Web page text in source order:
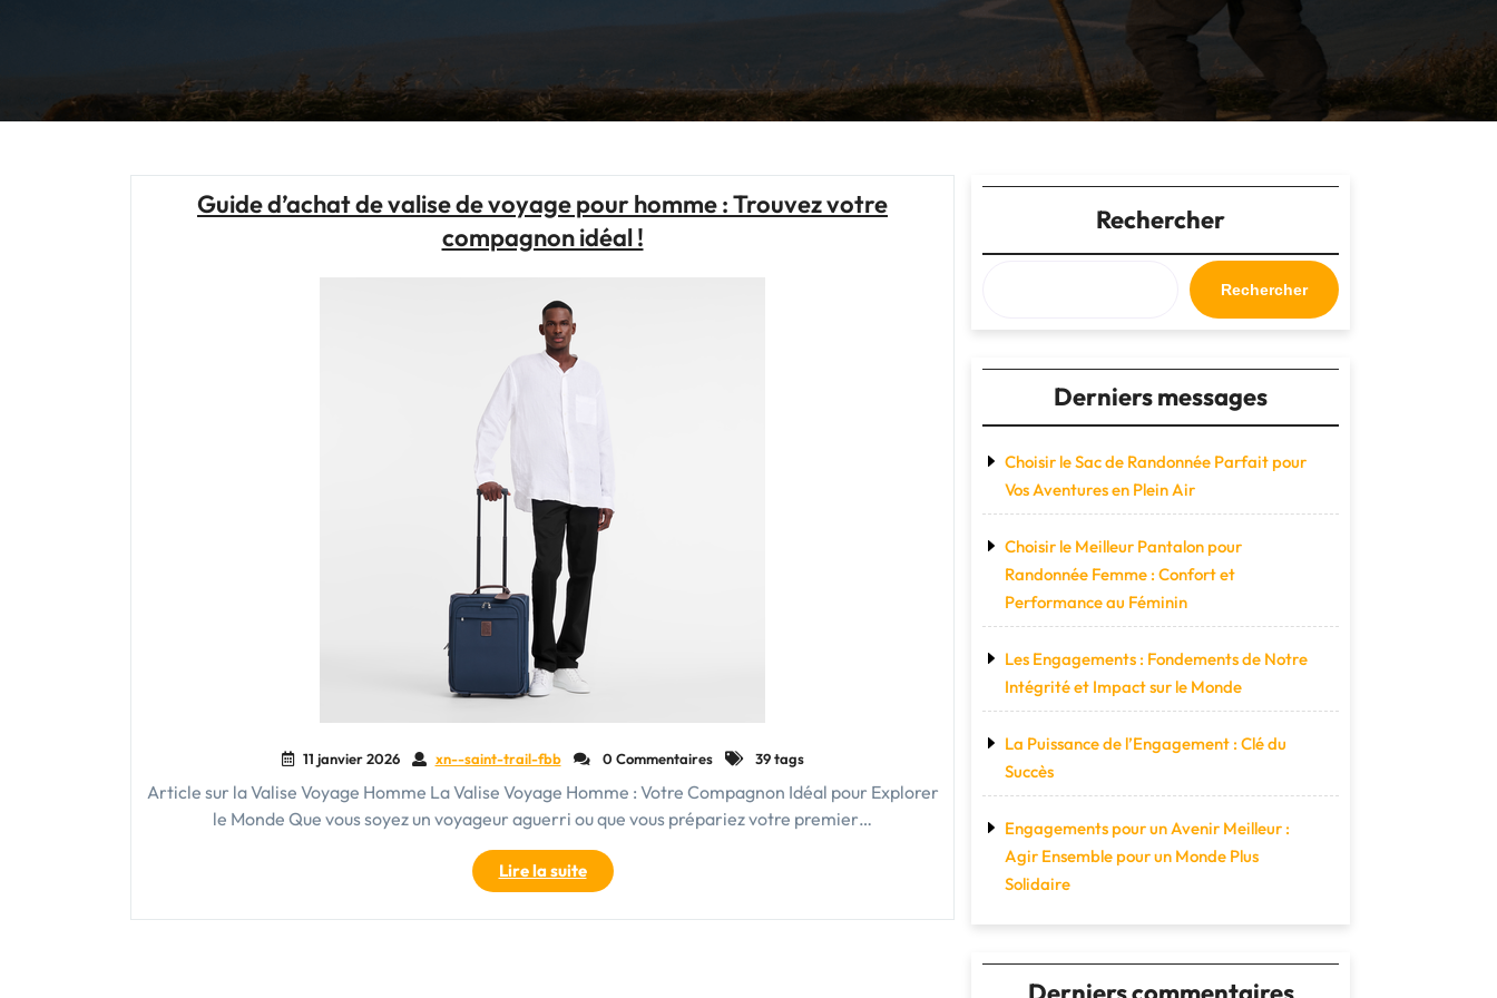
Guide d’achat de valise de voyage pour homme : Trouvez votre
compagnon idéal !
11 janvier 2026 xn--saint-trail-fbb 0 Commentaires 39 tags
Article sur la Valise Voyage Homme La Valise Voyage Homme : Votre Compagnon Idéal pour Explorer
le Monde Que vous soyez un voyageur aguerri ou que vous prépariez votre premier…
Lire la suite"Guide
d’achat
de
Rechercher
Rechercher
Derniers messages
Choisir le Sac de Randonnée Parfait pour
Vos Aventures en Plein Air
Choisir le Meilleur Pantalon pour
Randonnée Femme : Confort et
Performance au Féminin
Les Engagements : Fondements de Notre
Intégrité et Impact sur le Monde
La Puissance de l’Engagement : Clé du
Succès
Engagements pour un Avenir Meilleur :
Agir Ensemble pour un Monde Plus
Solidaire